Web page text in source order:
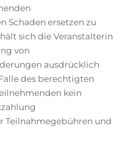
Schaden ersetzen zu
sich die Veranstalterin
von
ausdrücklich
des berechtigten
kein
Teilnahmegebühren und